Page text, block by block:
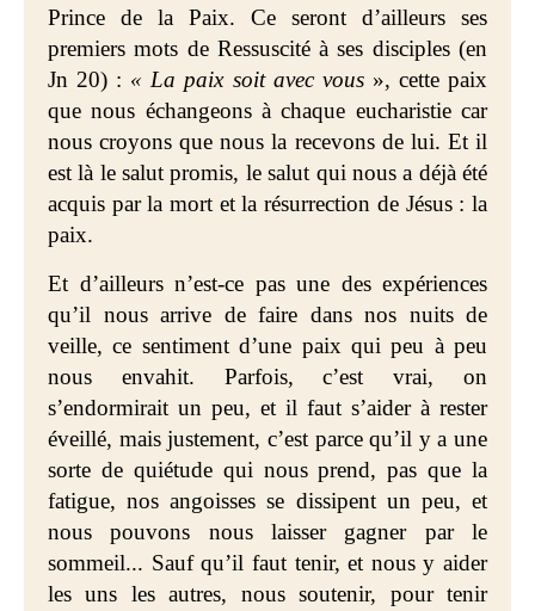
Prince de la Paix. Ce seront d’ailleurs ses
premiers mots de Ressuscité à ses disciples (en
Jn 20) : « La paix soit avec vous», cette paix
que nous échangeons à chaque eucharistie car
nous croyons que nous la recevons de lui. Et il
est là le salut promis, le salut qui nous a déjà été
acquis par la mort et la résurrection de Jésus : la
paix.
Et d’ailleurs n’est-ce pas une des expériences
qu’il nous arrive de faire dans nos nuits de
veille, ce sentiment d’une paix qui peu à peu
nous envahit. Parfois, c’est vrai, on
s’endormirait un peu, et il faut s’aider à rester
éveillé, mais justement, c’est parce qu’il y a une
sorte de quiétude qui nous prend, pas que la
fatigue, nos angoisses se dissipent un peu, et
nous pouvons nous laisser gagner par le
sommeil... Sauf qu’il faut tenir, et nous y aider
les uns les autres, nous soutenir, pour tenir